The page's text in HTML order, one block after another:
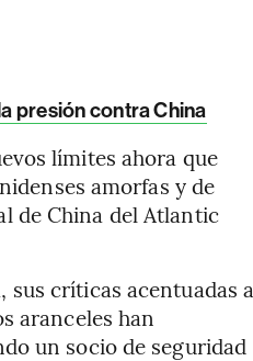
presión contra China
límites ahora que
amorfas y de
de China del Atlantic
críticas acentuadas a
aranceles han
un socio de seguridad